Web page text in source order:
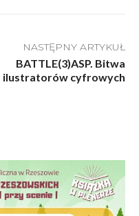
NASTĘPNY ARTYKUŁ
BATTLE(3)ASP. Bitwa
ilustratorów cyfrowych